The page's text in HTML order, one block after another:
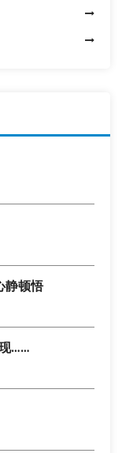
静顿悟
……